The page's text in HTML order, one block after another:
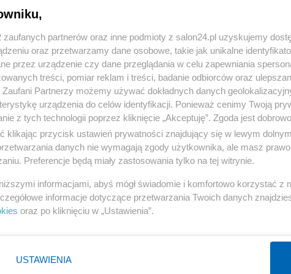
« WRÓĆ DO NOTKI
Polityka
Rosja
PiS
Prezydent
NATO
Gospodarka
Biznes
Pieniądze
Inwestycje
Podatki
zaufanych partnerów oraz inne podmioty z salon24.pl uzyskujemy
oraz przetwarzamy dane osobowe, takie jak unikalne
przez urządzenie czy dane przeglądania w celu zapewniania
treści, pomiar reklam i treści, badanie odbiorców oraz
Partnerzy możemy używać dokładnych danych
urządzenia do celów identyfikacji. Ponieważ cenimy Twoją
z tych technologii poprzez kliknięcie „Akceptuję”. Zgoda jest
klikając przycisk ustawień prywatności znajdujący się w lewym
danych nie wymagają zgody użytkownika, ale masz
Preferencje będą miały zastosowania tylko na tej witrynie.
informacjami, abyś mógł świadomie i komfortowo korzystać z
informacje dotyczące przetwarzania Twoich danych
oraz po kliknięciu w „Ustawienia”.
USTAWIENIA